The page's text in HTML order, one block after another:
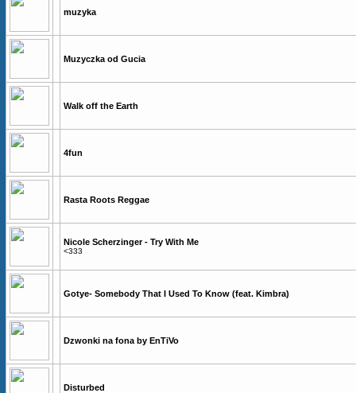
muzyka
Muzyczka od Gucia
Walk off the Earth
4fun
Rasta Roots Reggae
Nicole Scherzinger - Try With Me
<333
Gotye- Somebody That I Used To Know (feat. Kimbra)
Dzwonki na fona by EnTiVo
Disturbed